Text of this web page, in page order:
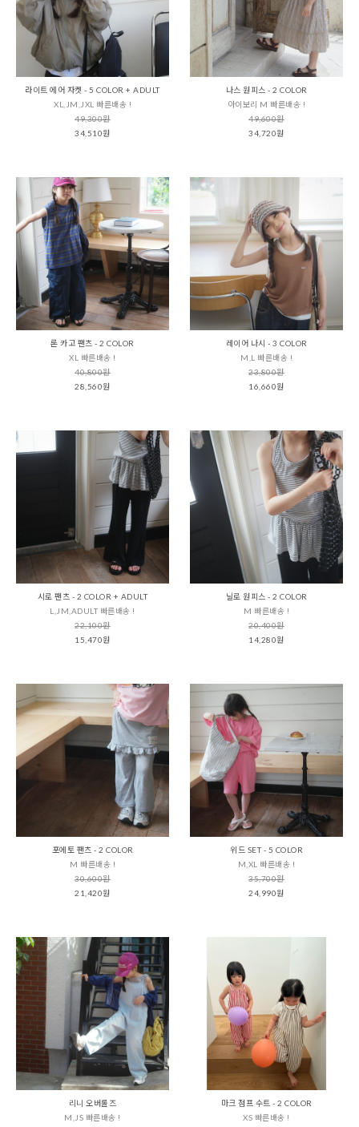
라이트 에어 자켓 - 5 COLOR + ADULT
XL,JM,JXL 빠른배송 !
49,300원
34,510원
나스 원피스 - 2 COLOR
아이보리 M 빠른배송 !
49,600원
34,720원
론 카고 팬츠 - 2 COLOR
XL 빠른배송 !
40,800원
28,560원
레이어 나시 - 3 COLOR
M,L 빠른배송 !
23,800원
16,660원
시로 팬츠 - 2 COLOR + ADULT
L,JM,ADULT 빠른배송 !
22,100원
15,470원
닐로 원피스 - 2 COLOR
M 빠른배송 !
20,400원
14,280원
포에토 팬츠 - 2 COLOR
M 빠른배송 !
30,600원
21,420원
위드 SET - 5 COLOR
M,XL 빠른배송 !
35,700원
24,990원
리니 오버롤즈
M,JS 빠른배송 !
마크 점프 수트 - 2 COLOR
XS 빠른배송 !